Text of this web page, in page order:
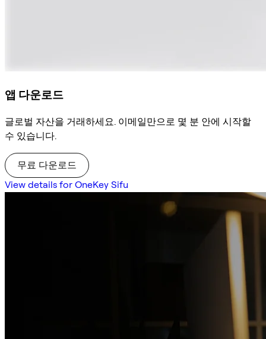
앱 다운로드
글로벌 자산을 거래하세요. 이메일만으로 몇 분 안에 시작할
수 있습니다.
무료 다운로드
View details for OneKey Sifu